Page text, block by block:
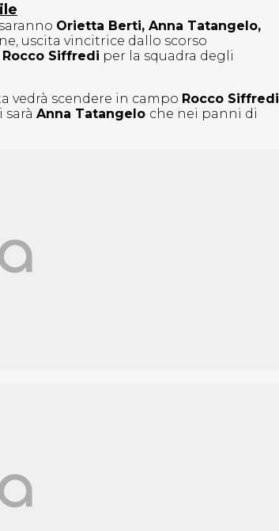
Orietta Berti, Anna Tatangelo,
uscita vincitrice dallo scorso
Rocco Siffredi per la squadra degli
vedrà scendere in campo Rocco Siffredi
sarà Anna Tatangelo che nei panni di